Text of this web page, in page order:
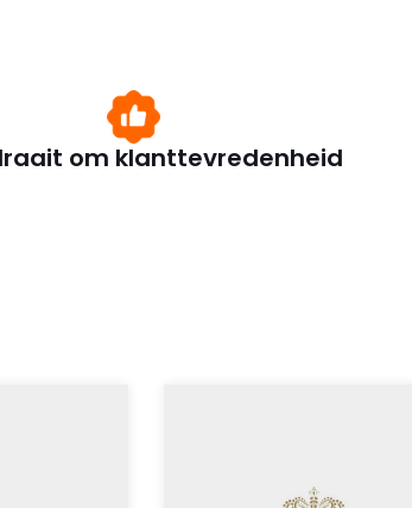
om klanttevredenheid